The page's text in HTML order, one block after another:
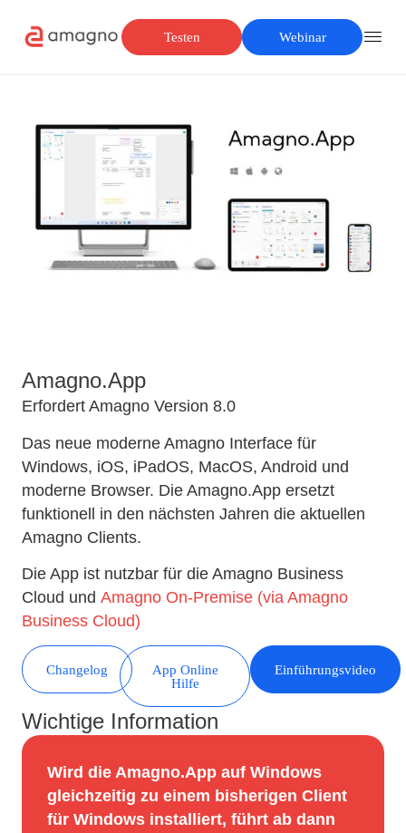
Testen Webinar
Amagno.App
Erfordert Amagno Version 8.0
Das neue moderne Amagno Interface für
Windows, iOS, iPadOS, MacOS, Android und
moderne Browser. Die Amagno.App ersetzt
funktionell in den nächsten Jahren die aktuellen
Amagno Clients.
Die App ist nutzbar für die Amagno Business
Cloud und Amagno On-Premise (via Amagno
Business Cloud)
Changelog
App Online
Hilfe
Einführungsvideo
Wichtige Information
Wird die Amagno.App auf Windows
gleichzeitig zu einem bisherigen Client
für Windows installiert, führt ab dann